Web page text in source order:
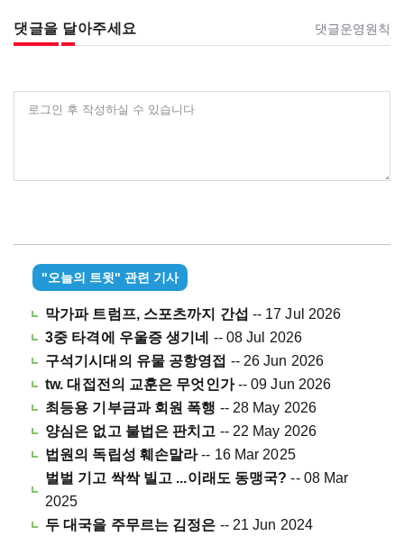
댓글을 달아주세요 댓글운영원칙
로그인 후 작성하실 수 있습니다
"오늘의 트윗" 관련 기사
막가파 트럼프, 스포츠까지 간섭 -- 17 Jul 2026
3중 타격에 우울증 생기네
-- 08 Jul 2026
구석기시대의 유물 공항영접 -- 26 Jun 2026
tw. 대접전의 교훈은 무엇인가-- 09 Jun 2026
최등용 기부금과 회원 폭행 -- 28 May 2026
양심은 없고 불법은 판치고 -- 22 May 2026
법원의 독립성 훼손말라-- 16 Mar 2025
벌벌 기고 싹싹 빌고 ...이래도 동맹국?-- 08 Mar
2025
두 대국을 주무르는 김정은 -- 21 Jun 2024